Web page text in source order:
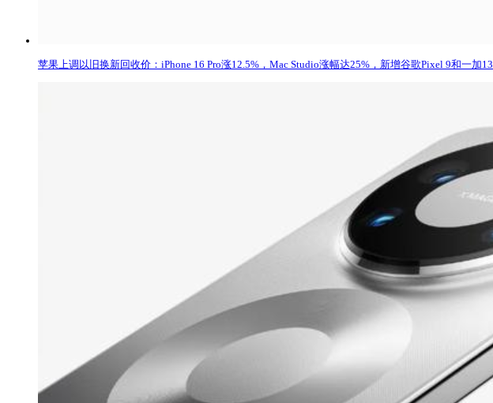
苹果上调以旧换新回收价：iPhone 16 Pro涨12.5%，Mac Studio涨幅达25%，新增谷歌Pixel 9和一加13